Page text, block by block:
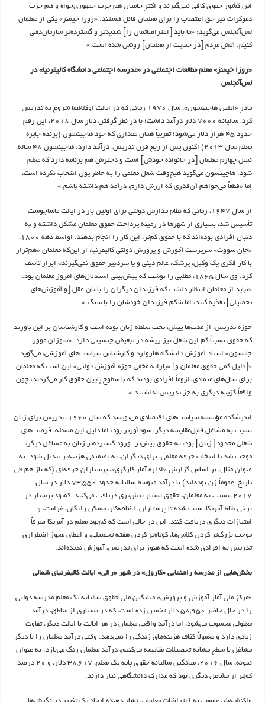
این کشور حقوق کافی نمی‌گیرند و اکثرِ حامیان هم حزب جمهوری‌خواه و هم حزب
دموکرات نیز حق اعتصاب را برای معلمان قائل هستند. «روزا خیمنز» یکی از معلمان
لس‌آنجلس می‌گوید: «ما باید [اعتراضاتمان را] شدیدتر و گسترده‌تر سازمان‌دهی
کنیم. آتش مردم [در حمایت از معلمان] روشن شده است.»
«روزا خیمنز» معلم مطالعات اجتماعی در «مدرسه اجتماعی دانشگاه کالیفرنیا» در
لس‌آنجلس
مادرِ «ایلین هاچینسون»، سال ۱۹۷۰ زمانی که در ایالت اوکلاهما شروع به تدریس
کرد، سالیانه ۷۰۰۰ دلار درآمد داشت؛ با در نظر گرفتن دلارِ سال ۲۰۱۸، این رقم
حدود ۴۵ هزار دلار می‌شود؛ تقریباً همان مقداری که خود هاچینسون (برنده جایزه
معلم سال ۲۰۱۳) اکنون پس از ربع قرن تدریس، درآمد دارد. هاچینسون ۴۸ ساله،
نسل چهارم معلمان [در خانواده خودش] است و دخترش هم برنامه دارد که معلم
شود. هاچینسون می‌گوید هیچ‌وقت شغل معلمی را به خاطر پول انتخاب نکرده است،
اما «قطعاً می‌خواهم آن‌قدری که ارزش دارم، درآمد هم داشته باشم.»
از سال ۱۶۴۷، زمانی که نظام مدارس دولتی برای اولین بار در ایالت ماساچوست
تأسیس شد، بسیاری از شهرها در زمینه پرداخت حقوق معلمان مشکل داشته و به
دنبال افرادی بوده‌اند که با حقوق کم‌تر، این کار را انجام بدهند. اواسط دهه ۱۸۰۰،
«جان سووت» سرپرست آموزش و پرورش دولتی کالیفرنیا، از این‌که معلمان «هم‌تراز
با کار فکری یک وکیل، پزشک، عالم دینی و یا سردبیر حقوق نمی‌گیرند» ابراز تأسف
کرد. وی سال ۱۸۶۵، مطلبی را نوشت که پیش‌بینی استدلال‌های امروز معلمان بود:
«نباید از معلمان انتظار داشت که فرزندان دیگران را با نان عقل [و آموزش‌های
تحصیلی] تغذیه کنند، اما شکم فرزندان خودشان را با سنگ.»
حوزه تدریس، از مدت‌ها پیش، تحت سلطه زنان بوده است و کارشناسان بر این باورند
که حقوق نسبتاً کم این شغل نیز ریشه در تبعیض جنسیتی دارد. «سوزان موور
جانسون» استاد آموزش دانشگاه هاروارد و کارشناس سیاست‌های آموزشی، می‌گوید:
«[دلیل کمی حقوق معلمان و] «یارانه مخفی حوزه آموزش دولتی» این است که معلمان
برای سال‌های متمادی، لزوماً افرادی بودند که با سطوح پایین حقوق کار می‌کردند، چون
واقعاً گزینه دیگری به جز تدریس نداشتند.»
اندیشکده مؤسسه سیاست‌های اقتصادی می‌نویسد که سال ۱۹۶۰، تدریس برای زنان
نسبت به مشاغل قابل‌مقایسه دیگر، سودآورتر بود، اما دلیل این مسئله، فرصت‌های
شغلی محدود [زنان] بود، نه حقوق بیش‌تر. ورود گسترده‌تر زنان به مشاغل دیگر،
موجب شد تا انتخاب حرفه معلمی، برای دیگران، به تصمیمی هزینه‌بر تبدیل شود. به
عنوان مثال، بر اساس گزارش «اداره آمار کارگری»، پرستاران حرفه‌ای (که باز هم طی
تاریخ، عموماً زن بوده‌اند) با درآمد متوسط سالیانه حدود ۷۳,۵۵۰ دلار در سال
۲۰۱۷، نسبت به معلمان، حقوق بسیار بیش‌تری دریافت می‌کنند. کمبود پرستار در
برخی نقاط آمریکا، سبب شده تا پرستاران، اضافه‌کار، مسکن رایگان، غرامت، و
امتیازات دیگری دریافت کنند. این در حالی است که کم‌بود معلم در آمریکا صرفاً
موجب بزرگ‌تر کردن کلاس‌ها، کوتاه‌تر کردن هفته تحصیلی، و اعطای مجوز اضطراری
تدریس به افرادی شده است که هنوز برای تدریس، آموزش ندیده‌اند.
بخش‌هایی از مدرسه راهنمایی «کارول» در شهر «رالی» ایالت کالیفرنیای شمالی
«مرکز ملی آمار آموزش و پرورش» میانگین ملی حقوق سالیانه یک معلم مدرسه دولتی
را در حال حاضر ۵۸,۹۵۰ دلار تخمین زده است، که در بسیاری از مناطق، درآمد
معقولی محسوب می‌شود، اما درآمد واقعی معلمان در هر ایالت با ایالت دیگر، تفاوت
زیادی دارد و معمولاً کفاف هزینه‌های زندگی را نمی‌دهد. وقتی درآمد معلمان را با دیگر
مشاغل با سطح مشابه تحصیلات مقایسه می‌کنیم، درآمد معلمان رنگ می‌بازد. به عنوان
نمونه، سال ۲۰۱۶، میانگین سالیانه حقوق پایه یک معلم، ۳۸,۶۱۷ دلار، و ۲۰ درصد
کم‌تر از مشاغل دیگری بود که مدارک دانشگاهی نیاز دارند.